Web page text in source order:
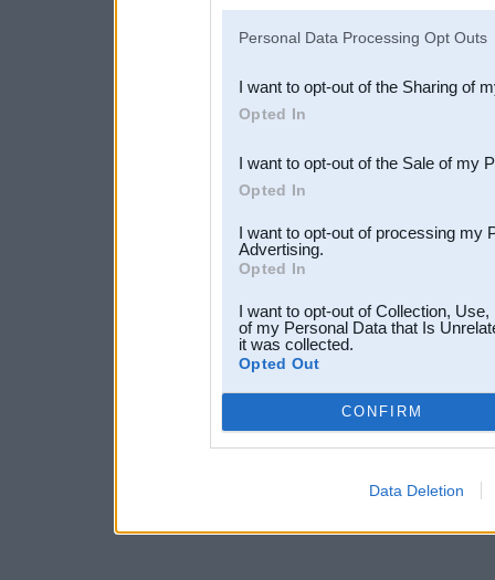
Downstream Participants
third parties.
Personal Data Processing Opt Outs
I want to opt-out of the Sharing of
Opted In
I want to opt-out of the Sale of my
Opted In
I want to opt-out of processing my
Advertising.
Opted In
I want to opt-out of Collection,
of my Personal Data that Is
it was collected.
Opted Out
CONFIRM
Data Deletion